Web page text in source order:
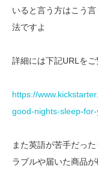
いると言う方はこう
法ですよ
詳細には下記URLを
https://
good-nights-sleep-
また英語が苦手だっ
ラブルや届いた商品